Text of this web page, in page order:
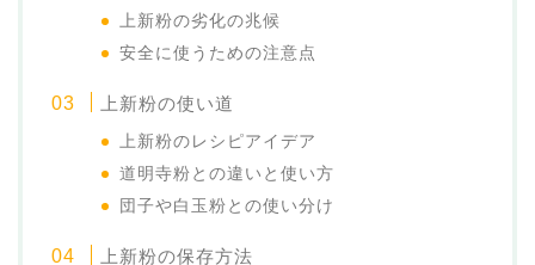
上新粉の劣化の兆候
安全に使うための注意点
上新粉の使い道
上新粉のレシピアイデア
道明寺粉との違いと使い方
団子や白玉粉との使い分け
上新粉の保存方法